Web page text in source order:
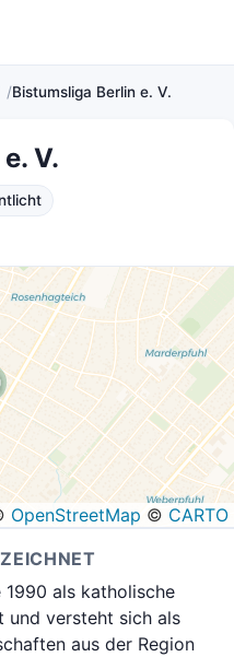
Bistumsliga Berlin e. V.
V.
OpenStreetMap © CARTO
1990 als katholische
und versteht sich als
aus der Region